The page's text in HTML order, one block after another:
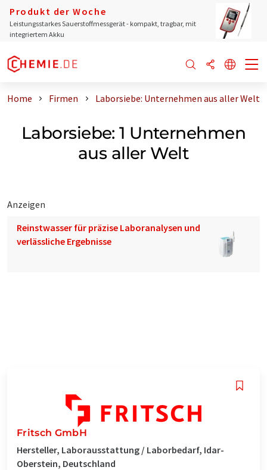
Produkt der Woche
Leistungsstarkes Sauerstoffmessgerät - kompakt, tragbar, mit
integriertem Akku
Home Firmen Laborsiebe: Unternehmen aus aller Welt
Laborsiebe: 1 Unternehmen
aus aller Welt
Anzeigen
Reinstwasser für präzise Laboranalysen und
verlässliche Ergebnisse
Fritsch GmbH
Hersteller, Laborausstattung / Laborbedarf, Idar-
Oberstein, Deutschland